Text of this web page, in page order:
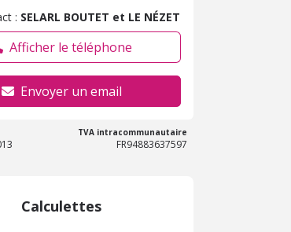
: SELARL BOUTET et LE NÉZET
Afficher le téléphone
Envoyer un email
TVA intracommunautaire
FR94883637597
Calculettes